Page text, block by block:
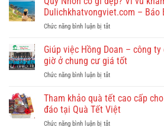
Dulichkhatvongviet.com –
Chức năng bình luận bị tắtở
Nhơn
có
gì
đẹp?
vu
khám
phá
Giúp việc Hồng Doan – công
giờ ở chung cư giá tốt
Chức năng bình luận bị tắtở
việc
Hồng
Doan
–
Tham khảo quà tết cao cấp
đáo tại Quà Tết Việt
Chức năng bình luận bị tắtở